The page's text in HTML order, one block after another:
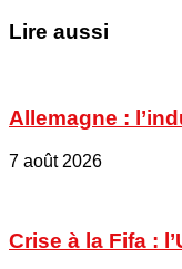
Lire aussi
Allemagne :
7 août 2026
Crise à la Fifa :